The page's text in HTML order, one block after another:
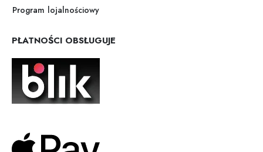
Program lojalnościowy
PŁATNOŚCI OBSŁUGUJE